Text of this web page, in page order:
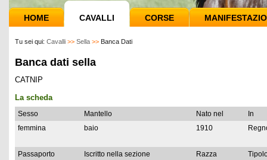
HOME CAVALLI CORSE
Tu sei qui: Cavalli >> Sella >> Banca Dati
Banca dati sella
CATNIP
La scheda
Sesso Mantello Nato nel
In
femmina
baio 1910
Passaporto Iscritto nella sezione Razza